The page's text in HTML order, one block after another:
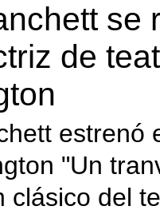
se
de
estrenó
"Un
clásico del